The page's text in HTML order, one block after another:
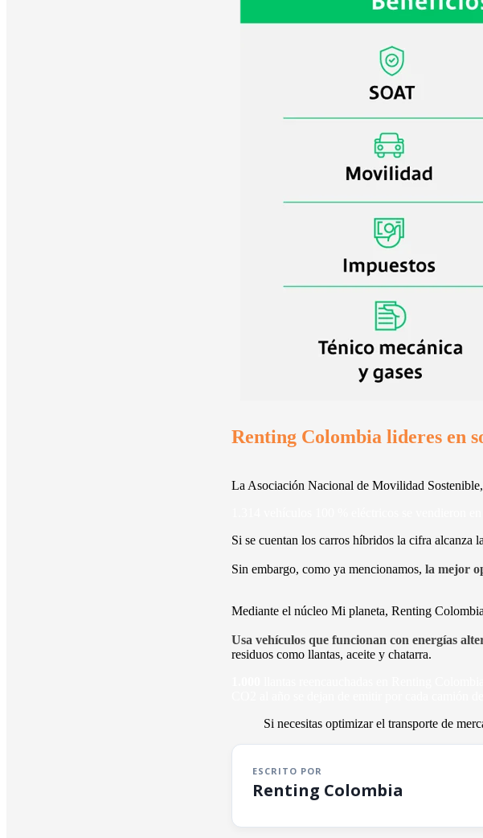
Renting Colombia lideres en
La Asociación Nacional de Movilidad
Si se cuentan los carros híbridos la cifra alcanza
Sin embargo, como ya mencionamos, la mejor
Mediante el núcleo Mi planeta, Renting
Usa vehículos que funcionan con energías
residuos como llantas, aceite y chatarra.
Si necesitas optimizar el transporte de
ESCRITO POR
Renting Colombia